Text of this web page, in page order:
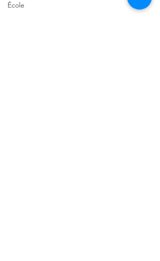
École